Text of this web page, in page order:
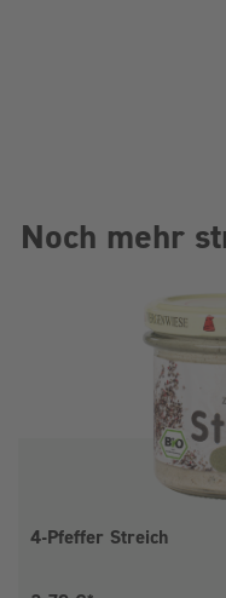
Noch mehr
4-Pfeffer Streich